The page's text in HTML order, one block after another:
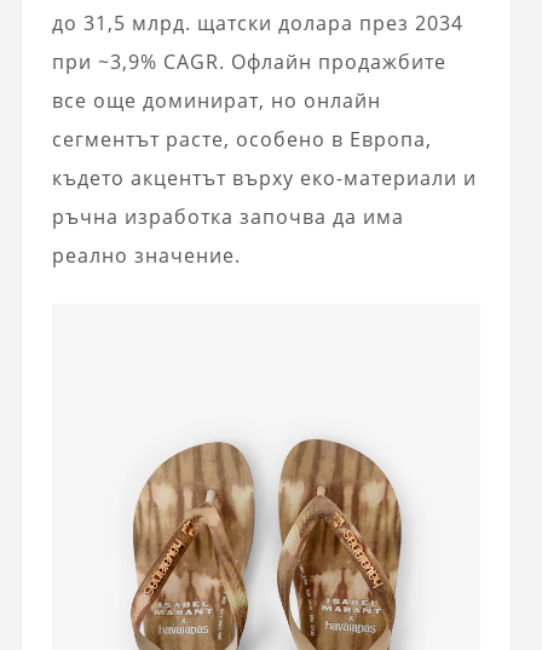
до 31,5 млрд. щатски долара през 2034
при ~3,9% CAGR. Офлайн продажбите
все още доминират, но онлайн
сегментът расте, особено в Европа,
където акцентът върху еко-материали и
ръчна изработка започва да има
реално значение.